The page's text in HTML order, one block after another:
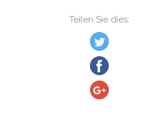
Teilen Sie dies: